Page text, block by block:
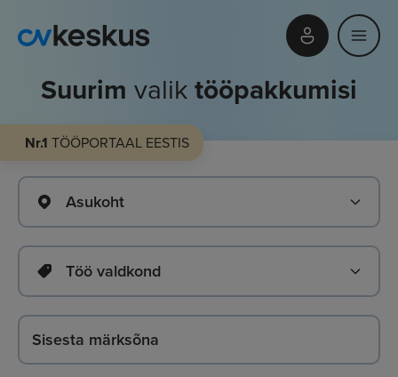
Suurim valiktööpakkumisi
Nr.1 TÖÖPORTAAL EESTIS
Asukoht
Töö valdkond